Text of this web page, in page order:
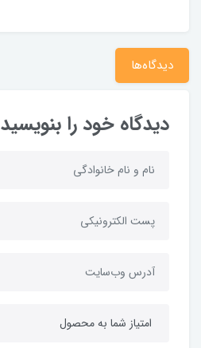
دیدگاه‌ها
دیدگاه خود را بنویسید